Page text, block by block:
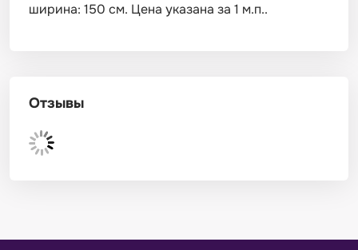
ширина: 150 см. Цена указана за 1 м.п..
Отзывы